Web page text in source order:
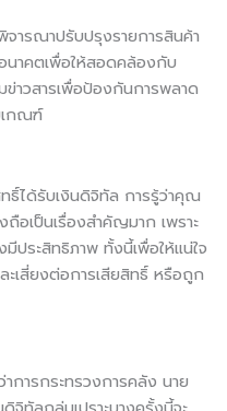
ารณาปรับปรุงรายการสินค้า
นาคตเพื่อให้สอดคล้องกับ
วสารเพื่อป้องกันการพลาด
เกณฑ์
ธิ์ได้รับเงินดิจิทัล การรู้ว่าคุณ
ถือเป็นเรื่องสำคัญมาก เพราะ
ประสิทธิภาพ ทั้งนี้เพื่อให้แน่ใจ
ะเสี่ยงต่อการเสียสิทธิ์ หรือถูก
การกระทรวงการคลัง นาย